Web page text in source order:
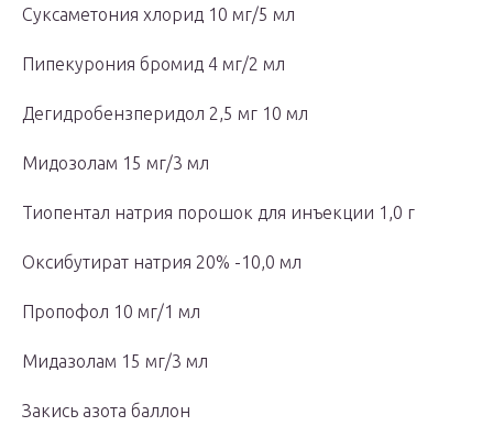
Суксаметония хлорид 10 мг/5 мл
Пипекурония бромид 4 мг/2 мл
Дегидробензперидол 2,5 мг 10 мл
Мидозолам 15 мг/3 мл
Тиопентал натрия порошок для инъекции 1,0 г
Оксибутират натрия 20% -10,0 мл
Пропофол 10 мг/1 мл
Мидазолам 15 мг/3 мл
Закись азота баллон